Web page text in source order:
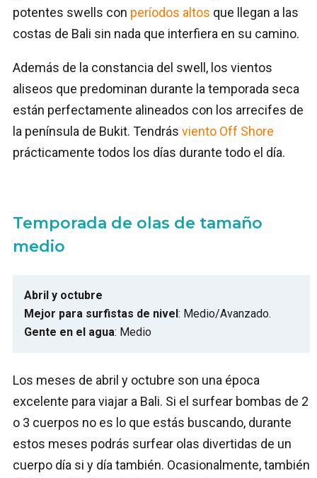
potentes swells con períodos altos que llegan a las
costas de Bali sin nada que interfiera en su camino.
Además de la constancia del swell, los vientos
aliseos que predominan durante la temporada seca
están perfectamente alineados con los arrecifes de
la península de Bukit. Tendrás viento Off Shore
prácticamente todos los días durante todo el día.
Temporada de olas de tamaño
medio
Abril y octubre
Mejor para surfistas de nivel : Medio/Avanzado.
Gente en el agua: Medio
Los meses de abril y octubre son una época
excelente para viajar a Bali. Si el surfear bombas de 2
o 3 cuerpos no es lo que estás buscando, durante
estos meses podrás surfear olas divertidas de un
cuerpo día si y día también. Ocasionalmente, también